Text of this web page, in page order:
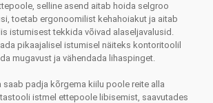
selline asend aitab hoida selgroo
toetab ergonoomilist kehahoiakut ja aitab
istumisest tekkida võivad alaseljavalusid.
pikaajalisel istumisel näiteks kontoritoolil
mugavust ja vähendada lihaspinget.
saab padja kõrgema kiilu poole reite alla
istmel ettepoole libisemist, saavutades